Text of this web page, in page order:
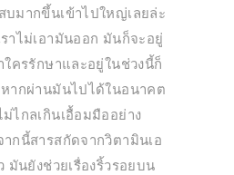
บมากขึ้นเข้าไปใหญ่เลยล่ะ
าไม่เอามันออก มันก็จะอยู่
ครรักษาและอยู่ในช่วงนี้ก็
หากผ่านมันไปได้ในอนาคต
ไกลเกินเอื้อมมืออย่าง
กนี้สารสกัดจากวิตามินเอ
มันยังช่วยเรื่องริ้วรอยบน